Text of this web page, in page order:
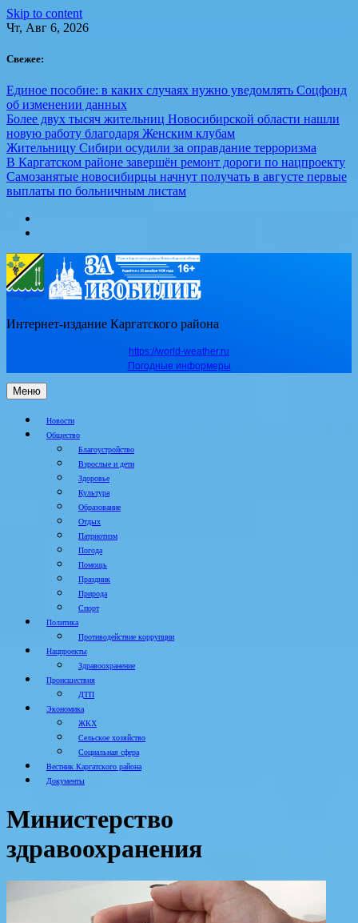
Skip to content
Чт, Авг 6, 2026
Свежее:
Единое пособие: в каких случаях нужно уведомлять Соцфонд
об изменении данных
Более двух тысяч жительниц Новосибирской области нашли
новую работу благодаря Женским клубам
Жительницу Сибири осудили за оправдание терроризма
В Каргатском районе завершён ремонт дороги по нацпроекту
Самозанятые новосибирцы начнут получать в августе первые
выплаты по больничным листам
Интернет-издание Каргатского района
https://world-weather.ru
Погодные информеры
Меню
Новости
Общество
Благоустройство
Взрослые и дети
Здоровье
Культура
Образование
Отдых
Патриотизм
Погода
Помощь
Праздник
Природа
Спорт
Политика
Противодействие коррупции
Нацпроекты
Здравоохранение
Происшествия
ДТП
Экономика
ЖКХ
Сельское хозяйство
Социальная сфера
Вестник Каргатского района
Документы
Министерство
здравоохранения